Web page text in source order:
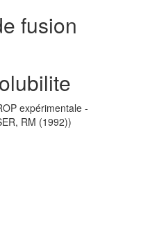
fusion
expérimentale -
RM (1992))